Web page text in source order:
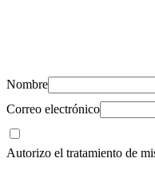
Nombre
Correo electrónico
Autorizo el tratamiento de